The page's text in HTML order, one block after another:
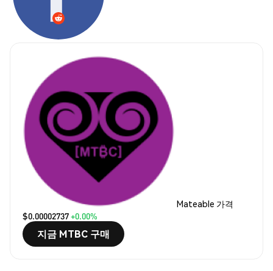
Mateable 가격
$0.00002737+0.00%
지금 MTBC 구매